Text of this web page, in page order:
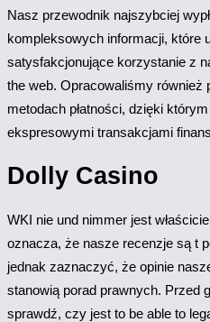
Nasz przewodnik najszybciej
kompleksowych informacji, które
satysfakcjonujące korzystanie z
the web. Opracowaliśmy również
metodach płatności, dzięki
ekspresowymi transakcjami
Dolly Casino
WKI nie und nimmer jest
oznacza, że nasze recenzje są t
jednak zaznaczyć, że opinie
stanowią porad prawnych. Przed
sprawdź, czy jest to be able to